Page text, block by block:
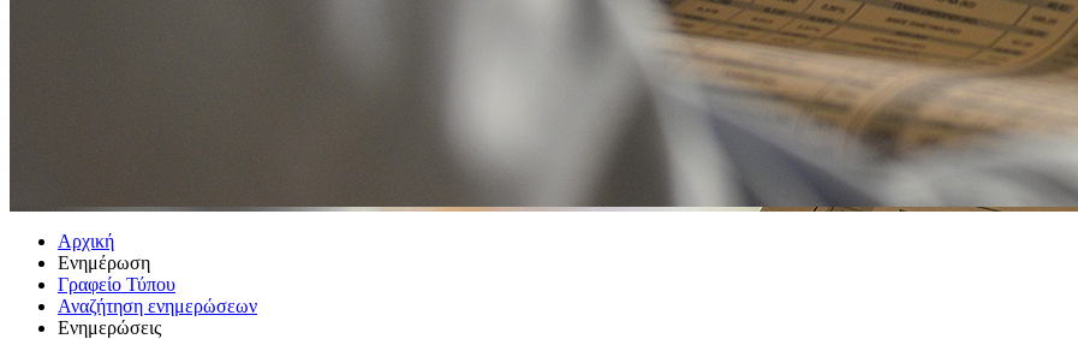
Αρχική
Ενημέρωση
Γραφείο Τύπου
Αναζήτηση ενημερώσεων
Ενημερώσεις